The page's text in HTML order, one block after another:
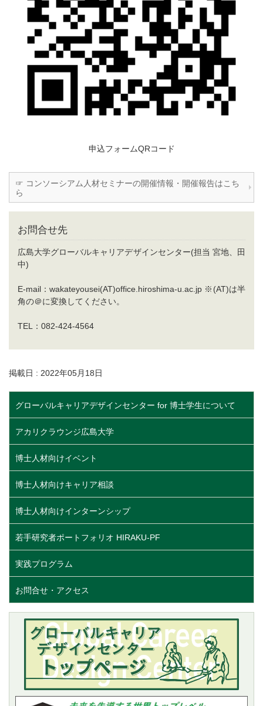
申込フォームQRコード
☞ コンソーシアム人材セミナーの開催情報・開催報告はこち
ら
お問合せ先
広島大学グローバルキャリアデザインセンター(担当 宮地、田
中)
E-mail：wakateyousei(AT)office.hiroshima-u.ac.jp ※(AT)は半
角の＠に変換してください。
TEL：082-424-4564
掲載日 : 2022年05月18日
グローバルキャリアデザインセンター for 博士学生について
アカリクラウンジ広島大学
博士人材向けイベント
博士人材向けキャリア相談
博士人材向けインターンシップ
若手研究者ポートフォリオ HIRAKU-PF
実践プログラム
お問合せ・アクセス